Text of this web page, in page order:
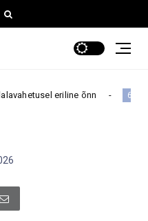
eriline õnn 6. august